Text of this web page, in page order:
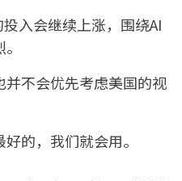
入会继续上涨，围绕AI
不会优先考虑美国的视
的，我们就会用。